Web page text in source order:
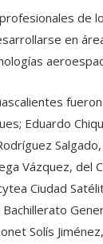
de
en
Eduardo
Vázquez, del
Ciudad
Solís